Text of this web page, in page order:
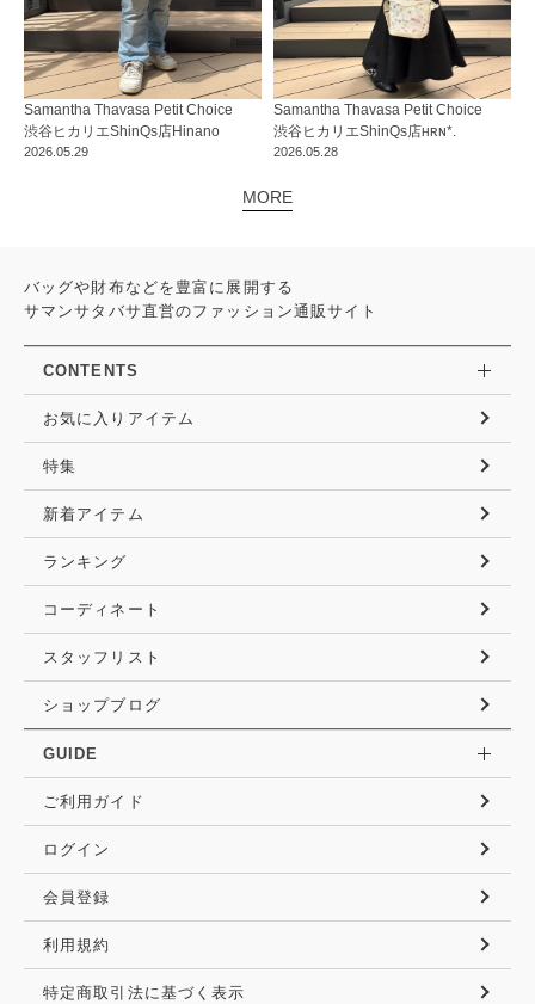
2026.05.29
Samantha Thavasa Petit Choice
渋谷ヒカリエShinQs店Hinano
2026.05.28
Samantha Thavasa Petit Choice
渋谷ヒカリエShinQs店ʜʀɴ*.
MORE
バッグや財布などを豊富に展開する
サマンサタバサ直営のファッション通販サイト
CONTENTS
お気に入りアイテム
特集
新着アイテム
ランキング
コーディネート
スタッフリスト
ショップブログ
GUIDE
ご利用ガイド
ログイン
会員登録
利用規約
特定商取引法に基づく表示